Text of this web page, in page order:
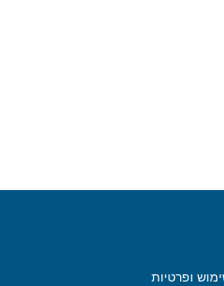
ופרטיות